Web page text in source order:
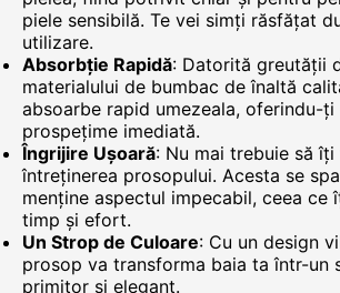
piele sensibilă. Te vei simți răsfățat
utilizare.
Absorbție Rapidă: Datorită greutății
materialului de bumbac de înaltă
absoarbe rapid umezeala, oferindu-
prospețime imediată.
Îngrijire Ușoară: Nu mai trebuie să
întreținerea prosopului. Acesta se
menține aspectul impecabil, ceea ce
timp și efort.
Un Strop de Culoare: Cu un design
prosop va transforma baia ta într-un
primitor și elegant.